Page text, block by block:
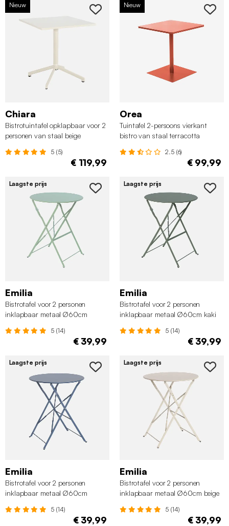
Nieuw
Chiara
Bistrotuintafel opklapbaar voor 2
personen van staal beige
5 (5)
€ 119,99
Nieuw
Orea
Tuintafel 2-persoons vierkant
bistro van staal terracotta
2.5 (6)
€ 99,99
Laagste prijs
Emilia
Bistrotafel voor 2 personen
inklapbaar metaal Ø60cm
5 (14)
€ 39,99
Laagste prijs
Emilia
Bistrotafel voor 2 personen
inklapbaar metaal Ø60cm kaki
5 (14)
€ 39,99
Laagste prijs
Emilia
Bistrotafel voor 2 personen
inklapbaar metaal Ø60cm
5 (14)
€ 39,99
Laagste prijs
Emilia
Bistrotafel voor 2 personen
inklapbaar metaal Ø60cm beige
5 (14)
€ 39,99